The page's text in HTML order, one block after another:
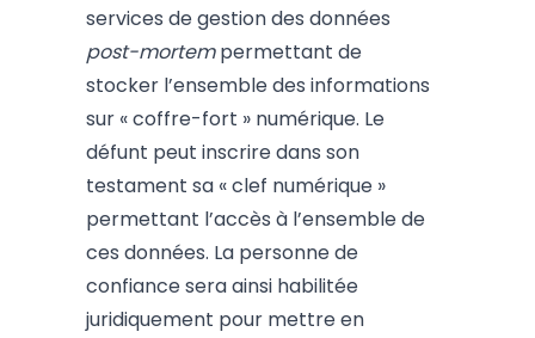
services de gestion des données
post-mortempermettant de
stocker l’ensemble des informations
sur « coffre-fort » numérique. Le
défunt peut inscrire dans son
testament sa « clef numérique »
permettant l’accès à l’ensemble de
ces données. La personne de
confiance sera ainsi habilitée
juridiquement pour mettre en